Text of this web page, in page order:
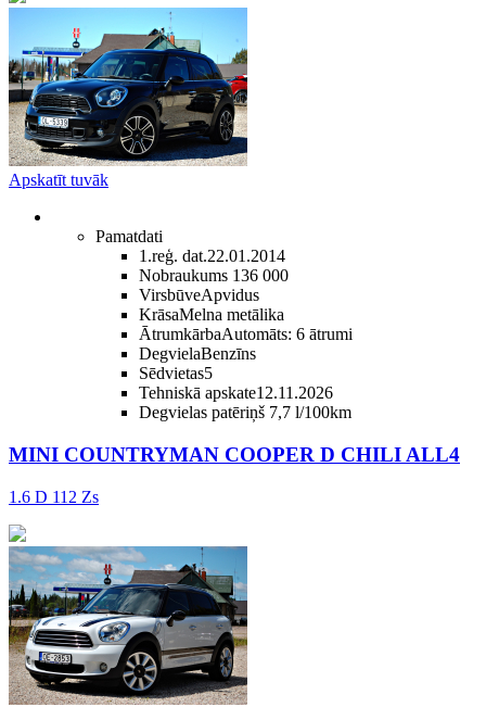
Apskatīt tuvāk
Pamatdati
1.reģ. dat.22.01.2014
Nobraukums 136 000
VirsbūveApvidus
KrāsaMelna metālika
ĀtrumkārbaAutomāts: 6 ātrumi
DegvielaBenzīns
Sēdvietas5
Tehniskā apskate12.11.2026
Degvielas patēriņš 7,7 l/100km
MINI COUNTRYMAN COOPER D CHILI ALL4
1.6 D 112 Zs